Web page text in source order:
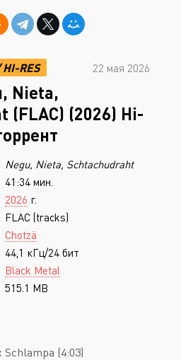
через
HI-RES 22 мая 2026
Nieta,
(FLAC) (2026) Hi-
Negu, Nieta, Schtachudraht
41:34 мин.
2026 г.
FLAC (tracks)
Chotzä
44,1 кГц/24 бит
Black Metal
515.1 MB
Schlampa (4:03)